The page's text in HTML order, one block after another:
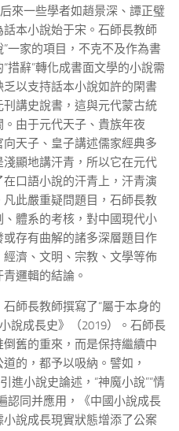
來一些學者如趙景深、譚正璧
本小說始于宋。石師長教師
”一家的項目，不克不及作為書
措辭”轉化成書面文學的小說需
以支持話本小說如許的閑書
講史說書，這與元代蒙古統
由于元代天子、貴族年夜
天子、皇子講述儒家經典多
顯地講汗青，所以它在元代
口語小說的汗青上，汗青演
此嚴重疑問題目，石師長教
體系的考核，對中國現代小
存有曲解的諸多深層題目作
濟、文明、宗教、文學等佈
邏輯的結論。
師長教師撰寫了“屬于本身的
成長史》（2019）。石師長
舊的重來，而是保持繼續中
的，都予以吸納。譬如，
進小說史論述，“神魔小說”“情
認同并應用，《中國小說成長
說成長現實狀態增添了公案